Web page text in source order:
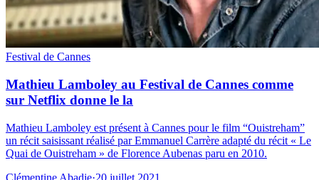
Festival de Cannes
Mathieu Lamboley au Festival de Cannes comme
sur Netflix donne le la
Mathieu Lamboley est présent à Cannes pour le film “Ouistreham”
un récit saisissant réalisé par Emmanuel Carrère adapté du récit « Le
Quai de Ouistreham » de Florence Aubenas paru en 2010.
Clémentine Abadie·20 juillet 2021